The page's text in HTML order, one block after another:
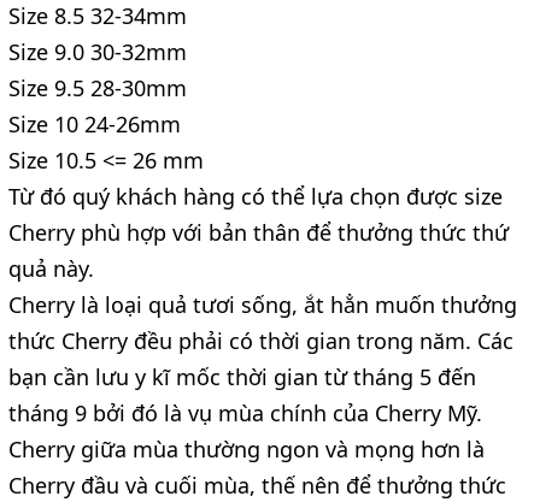
Size 8.5 32-34mm
Size 9.0 30-32mm
Size 9.5 28-30mm
Size 10 24-26mm
Size 10.5 <= 26 mm
Từ đó quý khách hàng có thể lựa chọn được size
Cherry phù hợp với bản thân để thưởng thức thứ
quả này.
Cherry là loại quả tươi sống, ắt hẳn muốn thưởng
thức Cherry đều phải có thời gian trong năm. Các
bạn cần lưu y kĩ mốc thời gian từ tháng 5 đến
tháng 9 bởi đó là vụ mùa chính của Cherry Mỹ.
Cherry giữa mùa thường ngon và mọng hơn là
Cherry đầu và cuối mùa, thế nên để thưởng thức